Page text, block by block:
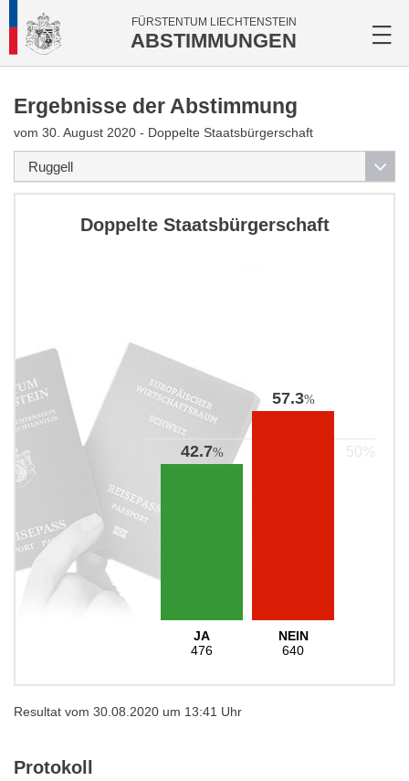
FÜRSTENTUM LIECHTENSTEIN
ABSTIMMUNGEN
Ergebnisse der Abstimmung
vom 30. August 2020 - Doppelte Staatsbürgerschaft
Doppelte Staatsbürgerschaft
42.7%
JA
476
57.3%
NEIN
640
Resultat vom 30.08.2020 um 13:41 Uhr
Protokoll